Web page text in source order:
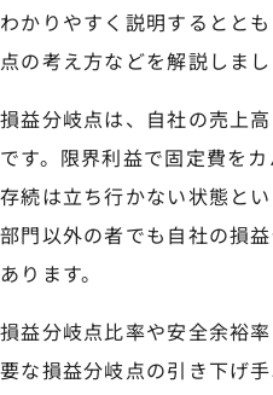
わかりやすく説明するとと
点の考え方などを解説しまし
損益分岐点は、自社の売上
です。限界利益で固定費を
存続は立ち行かない状態と
部門以外の者でも自社の損
あります。
損益分岐点比率や安全余裕
要な損益分岐点の引き下げ